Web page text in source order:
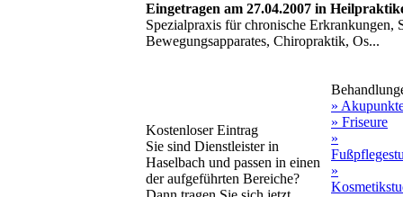
Eingetragen am 27.04.2007 in
Spezialpraxis für chronische Erkrankungen,
Bewegungsapparates, Chiropraktik, Os...
Kostenloser Eintrag
Sie sind Dienstleister in
Haselbach und passen in einen
der aufgeführten Bereiche?
»
» Friseure
»
»